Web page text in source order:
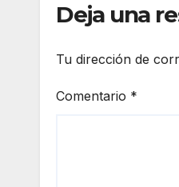
Deja una
Tu dirección de
Comentario *